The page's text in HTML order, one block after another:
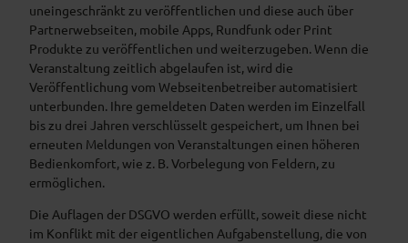
uneingeschränkt zu veröffentlichen und diese auch über
Partnerwebseiten, mobile Apps, Rundfunk oder Print
Produkte zu veröffentlichen und weiterzugeben. Wenn die
Veranstaltung zeitlich abgelaufen ist, wird die
Veröffentlichung vom Webseitenbetreiber automatisiert
unterbunden. Ihre gemeldeten Daten werden im Einzelfall
bis zu drei Jahren verschlüsselt gespeichert, um Ihnen bei
erneuten Meldungen von Veranstaltungen einen höheren
Bedienkomfort, wie z. B. Vorbelegung von Feldern, zu
ermöglichen.
Die Auflagen der DSGVO werden erfüllt, soweit diese nicht
im Konflikt mit der eigentlichen Aufgabenstellung, die von